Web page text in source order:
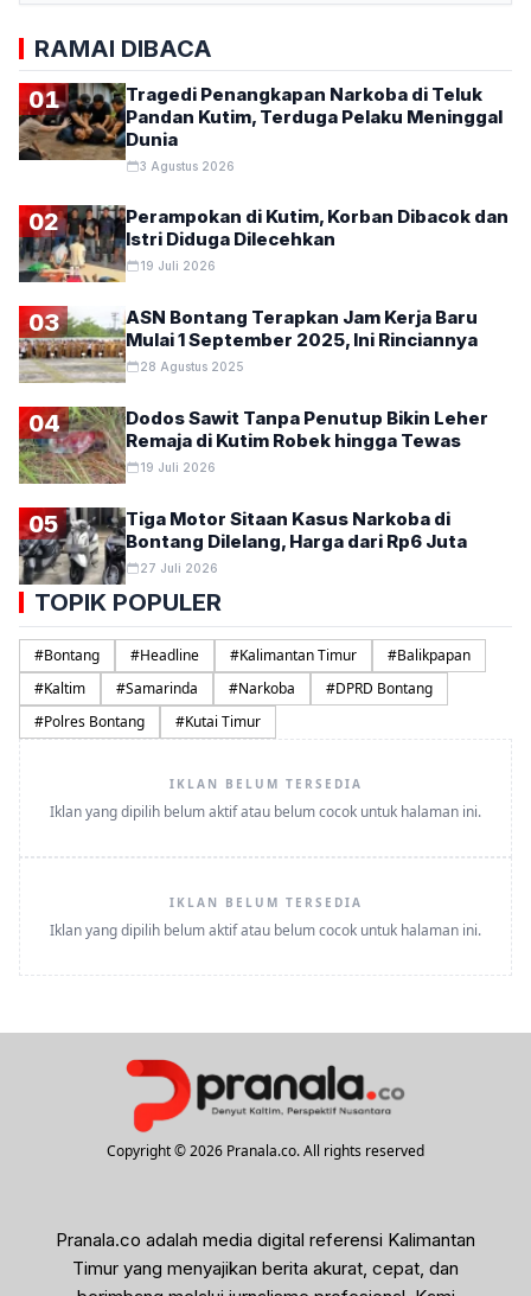
RAMAI DIBACA
01
Tragedi Penangkapan Narkoba di Teluk
Pandan Kutim, Terduga Pelaku Meninggal
Dunia
3 Agustus 2026
02
Perampokan di Kutim, Korban Dibacok dan
Istri Diduga Dilecehkan
19 Juli 2026
03
ASN Bontang Terapkan Jam Kerja Baru
Mulai 1 September 2025, Ini Rinciannya
28 Agustus 2025
04
Dodos Sawit Tanpa Penutup Bikin Leher
Remaja di Kutim Robek hingga Tewas
19 Juli 2026
05
Tiga Motor Sitaan Kasus Narkoba di
Bontang Dilelang, Harga dari Rp6 Juta
27 Juli 2026
TOPIK POPULER
#Bontang #Headline #Kalimantan Timur #Balikpapan
#Kaltim #Samarinda #Narkoba #DPRD Bontang
#Polres Bontang #Kutai Timur
IKLAN BELUM TERSEDIA
Iklan yang dipilih belum aktif atau belum cocok untuk halaman ini.
IKLAN BELUM TERSEDIA
Iklan yang dipilih belum aktif atau belum cocok untuk halaman ini.
Copyright © 2026 Pranala.co. All rights reserved
Pranala.co adalah media digital referensi Kalimantan
Timur yang menyajikan berita akurat, cepat, dan